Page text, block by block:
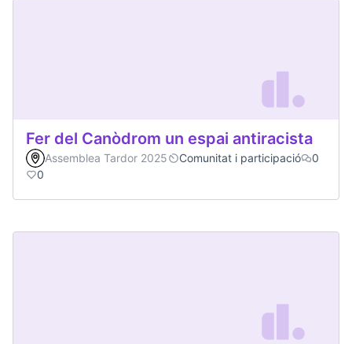
Fer del Canòdrom un espai antiracista
Assemblea Tardor 2025 Comunitat i participació
0
0